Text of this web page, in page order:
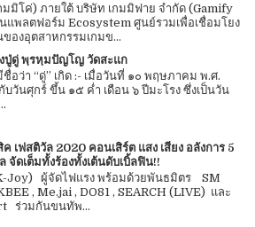
มมิโค่) ภายใต้ บริษัท เกมมิฟาย จำกัด (Gamify
แพลตฟอร์ม Ecosystem ศูนย์รวมเพื่อเชื่อมโยง
องอุตสาหกรรมเกมข...
ปู่ดู่ พฺรหฺมปัญโญ วัดสะแก
อว่า “ดู่” เกิด :- เมื่อวันที่ ๑๐ พฤษภาคม พ.ศ.
วันศุกร์ ขึ้น ๑๕ ค่ำ เดือน ๖ ปีมะโรง ซึ่งเป็นวัน
เฟสติวัล 2020 คอนเสิร์ต แสง เสียง อลังการ 5
จัดเต็มทั้งร้องทั้งเต้นดับเบิ้ลฟิน!!
Joy) ผู้จัดไฟแรง พร้อมด้วยพันธมิตร SM
, Me.jai , DO81 , SEARCH (LIVE) และ
ร่วมกันขนทัพ...